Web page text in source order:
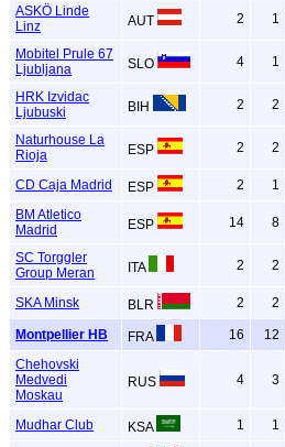
ASKÖ Linde
Linz
AUT 2 1
Mobitel Prule 67
Ljubljana
SLO 4 1
HRK Izvidac
Ljubuski
BIH 2 2
Naturhouse La
Rioja
ESP 2 2
CD Caja Madrid ESP 2 1
BM Atletico
Madrid
ESP 14 8
SC Torggler
Group Meran
ITA 2 2
SKA Minsk BLR 2 2
Montpellier HB FRA 16 12
Chehovski
Medvedi
Moskau
RUS 4 3
Mudhar Club KSA 1 1